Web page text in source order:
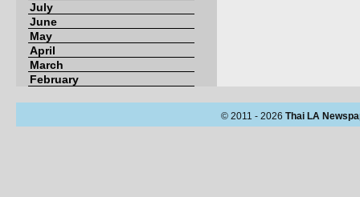
July
June
May
April
March
February
© 2011 - 2026 Thai LA